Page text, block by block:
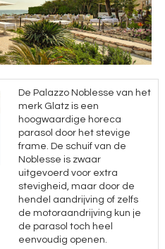
De Palazzo Noblesse van het
merk Glatz is een
hoogwaardige horeca
parasol door het stevige
frame. De schuif van de
Noblesse is zwaar
uitgevoerd voor extra
stevigheid, maar door de
hendel aandrijving of zelfs
de motoraandrijving kun je
de parasol toch heel
eenvoudig openen.